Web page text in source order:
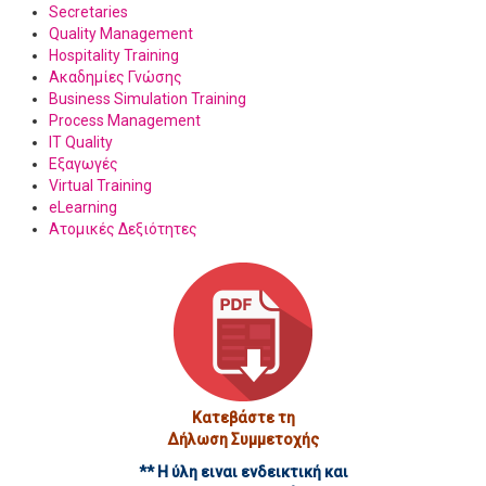
Secretaries
Quality Management
Hospitality Training
Ακαδημίες Γνώσης
Business Simulation Training
Process Management
IT Quality
Εξαγωγές
Virtual Training
eLearning
Ατομικές Δεξιότητες
Κατεβάστε τη
Δήλωση Συμμετοχής
** Η ύλη ειναι ενδεικτική και